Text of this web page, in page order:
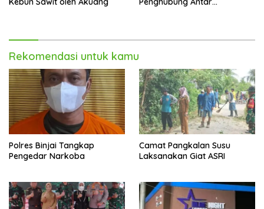
Rekomendasi untuk kamu
Polres Binjai Tangkap
Pengedar Narkoba
Camat Pangkalan Susu
Laksanakan Giat ASRI